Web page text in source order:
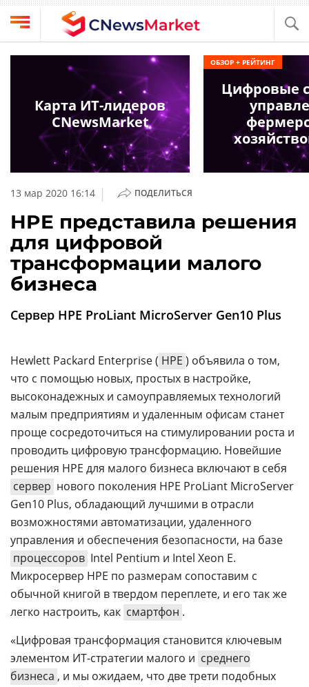
Выбрать
провайдера
Компании
обзоры
кабинет
О
проекте
CNews
Аналитика
Техника
ТВ
Об
издании
Реклама
Вакансии
Max
Дзен
VK
Rutube
CNews
Конференции
Техника
13 мар 2020 16:14 | ПОДЕЛИТЬСЯ
HPE представила решения
для цифровой
трансформации малого
бизнеса
Сервер HPE ProLiant MicroServer Gen10 Plus
Hewlett Packard Enterprise ( HPE ) объявила о том,
что с помощью новых, простых в настройке,
высоконадежных и самоуправляемых технологий
малым предприятиям и удаленным офисам станет
проще сосредоточиться на стимулировании роста и
проводить цифровую трансформацию. Новейшие
решения HPE для малого бизнеса включают в себя
сервер нового поколения HPE ProLiant MicroServer
Gen10 Plus, обладающий лучшими в отрасли
возможностями автоматизации, удаленного
управления и обеспечения безопасности, на базе
процессоров Intel Pentium и Intel Xeon E.
Микросервер HPE по размерам сопоставим с
обычной книгой в твердом переплете, и его так же
легко настроить, как смартфон .
«Цифровая трансформация становится ключевым
элементом ИТ-стратегии малого и среднего
бизнеса , и мы ожидаем, что две трети подобных
Карта ИТ-лидеров
CNewsMarket
Цифровые
ОБЗОР + РЕЙТИНГ